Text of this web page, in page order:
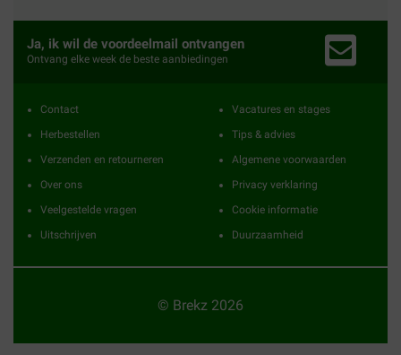
Ja, ik wil de voordeelmail ontvangen
Ontvang elke week de beste aanbiedingen
Contact
Herbestellen
Verzenden en retourneren
Over ons
Veelgestelde vragen
Uitschrijven
Vacatures en stages
Tips & advies
Algemene voorwaarden
Privacy verklaring
Cookie informatie
Duurzaamheid
© Brekz 2026